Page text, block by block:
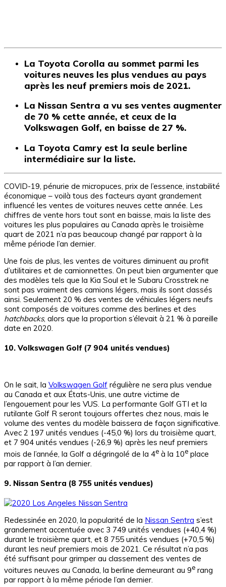
La Toyota Corolla au sommet parmi les
voitures neuves les plus vendues au pays
après les neuf premiers mois de 2021.
La Nissan Sentra a vu ses ventes augmenter
de 70 % cette année, et ceux de la
Volkswagen Golf, en baisse de 27 %.
La Toyota Camry est la seule berline
intermédiaire sur la liste.
COVID-19, pénurie de micropuces, prix de l’essence, instabilité
économique – voilà tous des facteurs ayant grandement
influencé les ventes de voitures neuves cette année. Les
chiffres de vente hors tout sont en baisse, mais la liste des
voitures les plus populaires au Canada après le troisième
quart de 2021 n’a pas beaucoup changé par rapport à la
même période l’an dernier.
Une fois de plus, les ventes de voitures diminuent au profit
d’utilitaires et de camionnettes. On peut bien argumenter que
des modèles tels que la Kia Soul et le Subaru Crosstrek ne
sont pas vraiment des camions légers, mais ils sont classés
ainsi. Seulement 20 % des ventes de véhicules légers neufs
sont composés de voitures comme des berlines et des
hatchbacks, alors que la proportion s’élevait à 21 % à pareille
date en 2020.
10. Volkswagen Golf (7 904 unités vendues)
On le sait, la Volkswagen Golf régulière ne sera plus vendue
au Canada et aux États-Unis, une autre victime de
l’engouement pour les VUS. La performante Golf GTI et la
rutilante Golf R seront toujours offertes chez nous, mais le
volume des ventes du modèle baissera de façon significative.
Avec 2 197 unités vendues (-45,0 %) lors du troisième quart,
et 7 904 unités vendues (-26,9 %) après les neuf premiers
mois de l’année, la Golf a dégringolé de la 4e à la 10e place
par rapport à l’an dernier.
9. Nissan Sentra (8 755 unités vendues)
Redessinée en 2020, la popularité de la Nissan Sentra s’est
grandement accentuée avec 3 749 unités vendues (+40,4 %)
durant le troisième quart, et 8 755 unités vendues (+70,5 %)
durant les neuf premiers mois de 2021. Ce résultat n’a pas
été suffisant pour grimper au classement des ventes de
voitures neuves au Canada, la berline demeurant au 9e rang
par rapport à la même période l’an dernier.